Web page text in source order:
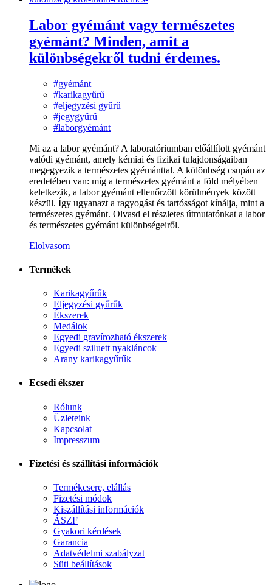
Labor gyémánt vagy természetes
gyémánt? Minden, amit a
különbségekről tudni érdemes.
#gyémánt
#karikagyűrű
#eljegyzési gyűrű
#jegygyűrű
#laborgyémánt
Mi az a labor gyémánt? A laboratóriumban előállított gyémánt
valódi gyémánt, amely kémiai és fizikai tulajdonságaiban
megegyezik a természetes gyémánttal. A különbség csupán az
eredetében van: míg a természetes gyémánt a föld mélyében
keletkezik, a labor gyémánt ellenőrzött körülmények között
készül. Így ugyanazt a ragyogást és tartósságot kínálja, mint a
természetes gyémánt. Olvasd el részletes útmutatónkat a labor
és természetes gyémánt különbségeiről.
Elolvasom
Termékek
Karikagyűrűk
Eljegyzési gyűrűk
Ékszerek
Medálok
Egyedi gravírozható ékszerek
Egyedi sziluett nyakláncok
Arany karikagyűrűk
Ecsedi ékszer
Rólunk
Üzleteink
Kapcsolat
Impresszum
Fizetési és szállítási információk
Termékcsere, elállás
Fizetési módok
Kiszállítási információk
ÁSZF
Gyakori kérdések
Garancia
Adatvédelmi szabályzat
Süti beállítások